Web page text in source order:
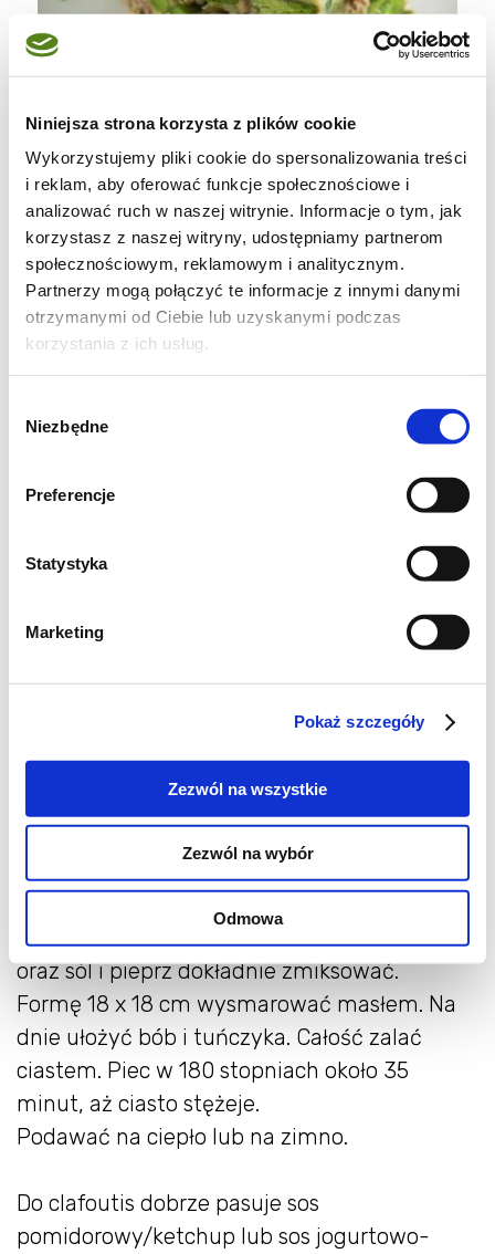
Niniejsza strona korzysta z plików cookie
Wykorzystujemy pliki cookie do spersonalizowania treści
i reklam, aby oferować funkcje społecznościowe i
analizować ruch w naszej witrynie. Informacje o tym, jak
korzystasz z naszej witryny, udostępniamy partnerom
społecznościowym, reklamowym i analitycznym.
Partnerzy mogą połączyć te informacje z innymi danymi
otrzymanymi od Ciebie lub uzyskanymi podczas
korzystania z ich usług.
zgody
Niezbędne
Preferencje
Statystyka
Marketing
Pokaż szczegóły
Zezwól na wszystkie
Zezwól na wybór
Odmowa
CLAFOUTIS Z BOBEM I TUŃCZYKIEM
(4 porcje)
500g bobu,
1 puszka tuńczyka w kawałkach w sosie
własnym,
½ szklanki mąki,
masło do wysmarowania formy
W garnku zagotować wodę, wrzucić bób i
gotować 7 minut od momentu, aż woda
ponownie zacznie wrzeć. Odcedzić, przelać
Tuńczyka osączyć z zalewy i wymieszać z
Jajka, mleko, mąkę, natkę pietruszki, oregano
oraz sól i pieprz dokładnie zmiksować.
Formę 18 x 18 cm wysmarować masłem. Na
dnie ułożyć bób i tuńczyka. Całość zalać
ciastem. Piec w 180 stopniach około 35
minut, aż ciasto stężeje.
Podawać na ciepło lub na zimno.
Do clafoutis dobrze pasuje sos
pomidorowy/ketchup lub sos jogurtowo-